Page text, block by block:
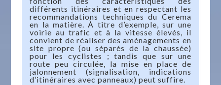
différents itinéraires et en respectant les
recommandations techniques du Cerema
en la matière. À titre d’exemple, sur une
voirie au trafic et à la vitesse élevés, il
convient de réaliser des aménagements en
site propre (ou séparés de la chaussée)
pour les cyclistes ; tandis que sur une
route peu circulée, la mise en place de
jalonnement (signalisation, indications
d’itinéraires avec panneaux) peut suffire.